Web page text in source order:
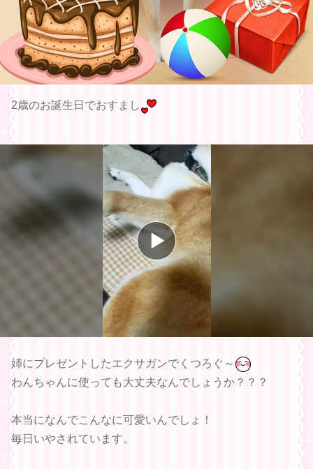
2歳のお誕生日でおすまし
姉にプレゼントしたエクサガンでくつろぐ～
わんちゃんに使っても大丈夫なんでしょうか？？？
本当になんでこんなに可愛いんでしょ！
毎日いやされています。